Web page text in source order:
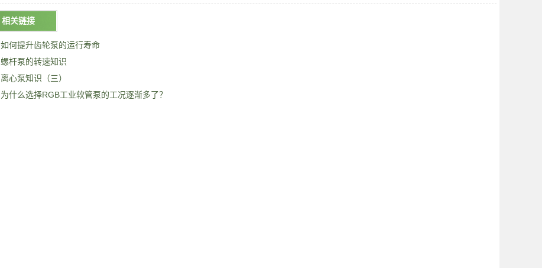
相关链接
如何提升齿轮泵的运行寿命
螺杆泵的转速知识
离心泵知识（三）
为什么选择RGB工业软管泵的工况逐渐多了？